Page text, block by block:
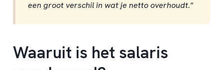
een groot verschil in wat je netto overhoudt."
Waaruit is het salaris